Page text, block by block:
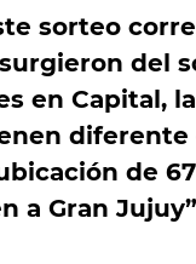
sorteo
del
en Capital,
diferente
de
a Gran